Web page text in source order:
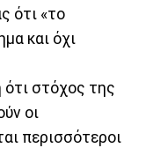
ότι «το
και όχι
στόχος της
οι
περισσότεροι